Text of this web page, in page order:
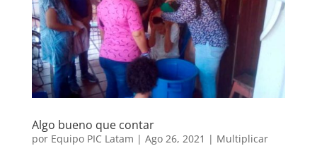
Algo bueno que contar
por Equipo PIC Latam | Ago 26, 2021 | Multiplicar